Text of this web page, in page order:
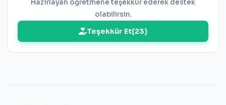
Hazırlayan öğretmene teşekkür ederek destek
olabilirsin.
Teşekkür Et(23)